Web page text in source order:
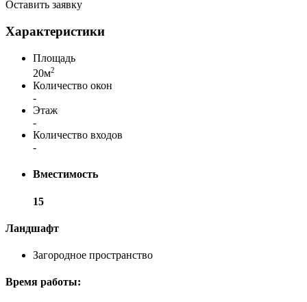
Оставить заявку
Характеристики
Площадь
20м2
Количество окон
-
Этаж
-
Количество входов
-
Вместимость
15
Ландшафт
Загородное пространство
Время работы: